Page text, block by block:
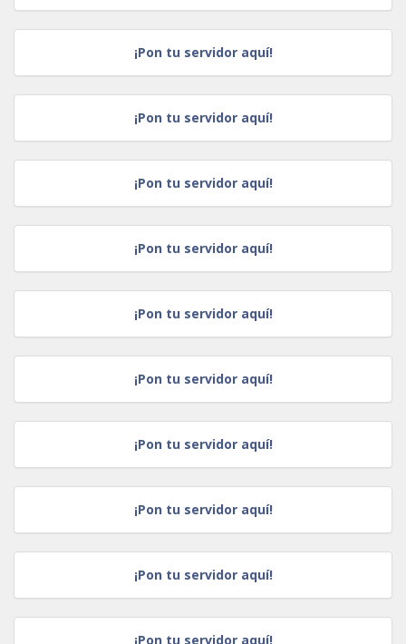
¡Pon tu servidor aquí!
¡Pon tu servidor aquí!
¡Pon tu servidor aquí!
¡Pon tu servidor aquí!
¡Pon tu servidor aquí!
¡Pon tu servidor aquí!
¡Pon tu servidor aquí!
¡Pon tu servidor aquí!
¡Pon tu servidor aquí!
¡Pon tu servidor aquí!